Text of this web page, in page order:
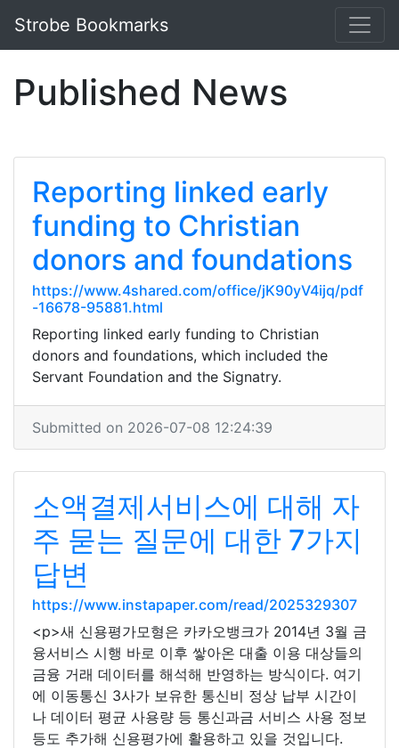
Strobe Bookmarks
Published News
Reporting linked early
funding to Christian
donors and foundations
https://www.4shared.com/office/jK90yV4ijq/pdf
-16678-95881.html
Reporting linked early funding to Christian
donors and foundations, which included the
Servant Foundation and the Signatry.
Submitted on 2026-07-08 12:24:39
소액결제서비스에 대해 자
주 묻는 질문에 대한 7가지
답변
https://www.instapaper.com/read/2025329307
<p>새 신용평가모형은 카카오뱅크가 2014년 3월 금
융서비스 시행 바로 이후 쌓아온 대출 이용 대상들의
금융 거래 데이터를 해석해 반영하는 방식이다. 여기
에 이동통신 3사가 보유한 통신비 정상 납부 시간이
나 데이터 평균 사용량 등 통신과금 서비스 사용 정보
등도 추가해 신용평가에 활용하고 있을 것입니다.